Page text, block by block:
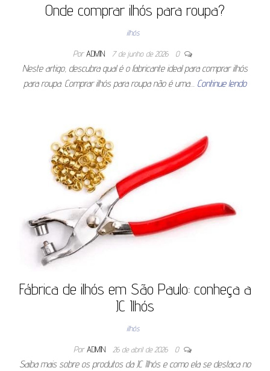
Onde comprar ilhós para roupa?
ilhós
Por ADMIN 7 de junho de 2026 0
Neste artigo, descubra qual é o fabricante ideal para comprar ilhós
para roupa. Comprar ilhós para roupa não é uma… Continue lendo
Fábrica de ilhós em São Paulo: conheça a
JC Ilhós
ilhós
Por ADMIN 26 de abril de 2026 0
Saiba mais sobre os produtos da JC Ilhós e como ela se destaca no